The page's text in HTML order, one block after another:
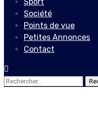
Société
Points de vue
Petites Annonces
Contact
Rechercher :